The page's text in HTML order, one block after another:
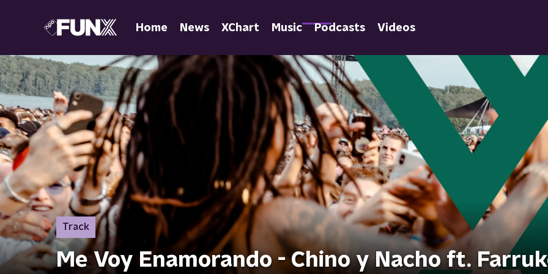
Home News XChart Music Podcasts Videos
Track
Me Voy Enamorando - Chino y Nacho ft.